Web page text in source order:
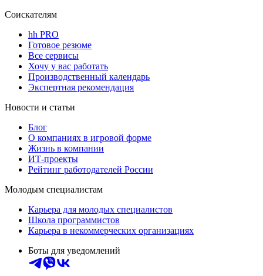
Соискателям
hh PRO
Готовое резюме
Все сервисы
Хочу у вас работать
Производственный календарь
Экспертная рекомендация
Новости и статьи
Блог
О компаниях в игровой форме
Жизнь в компании
ИТ-проекты
Рейтинг работодателей России
Молодым специалистам
Карьера для молодых специалистов
Школа программистов
Карьера в некоммерческих организациях
Боты для уведомлений